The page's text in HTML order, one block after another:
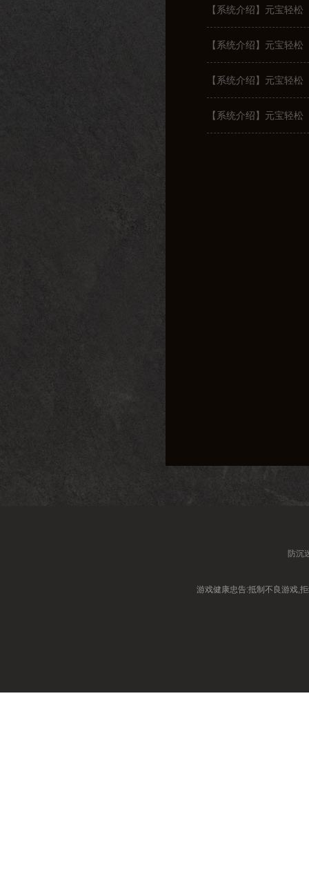
【系统介绍】元宝轻松
【系统介绍】元宝轻松
【系统介绍】元宝轻松
【系统介绍】元宝轻松
防沉
游戏健康忠告:抵制不良游戏,